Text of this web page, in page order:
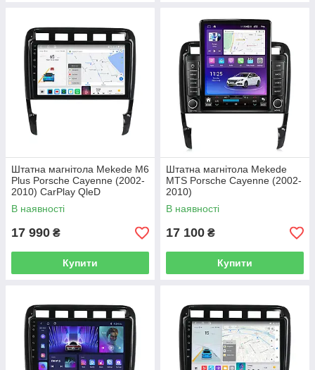
Штатна магнітола Mekede M6
Plus Porsche Cayenne (2002-
2010) CarPlay QleD
В наявності
17 990 ₴
Купити
Штатна магнітола Mekede
MTS Porsche Cayenne (2002-
2010)
В наявності
17 100 ₴
Купити